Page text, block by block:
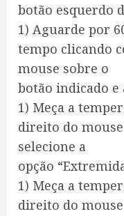
botão esquerdo
1) Aguarde por
tempo clicando
mouse sobre o
botão indicado
1) Meça a
direito do
selecione a
opção
1) Meça a
direito do